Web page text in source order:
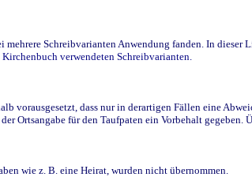
Schreibvarianten Anwendung fanden. In dieser
verwendeten Schreibvarianten.
vorausgesetzt, dass nur in derartigen Fällen eine
Ortsangabe für den Taufpaten ein Vorbehalt gegeben.
wie z. B. eine Heirat, wurden nicht übernommen.